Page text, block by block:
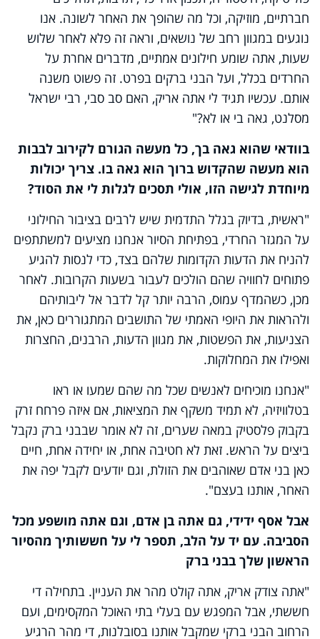
חברתיים, מוזיקה, וכל מה שהופך את האחר לשונה. אנו
נוגעים במגוון רחב של נושאים, וראה זה פלא לאחר שלוש
שעות, אתה שומע חילונים אמתיים, מדברים אחרת על
החרדים בכלל, ועל הבני ברקים בפרט. זה פשוט משנה
אותם. עכשיו תגיד לי אתה אריק, האם סב סבי, רבי ישראל
מסלנט, גאה בי או לא?"
בוודאי שהוא גאה בך, כל מעשה הגורם לקירוב לבבות
הוא מעשה שהקדוש ברוך הוא גאה בו. צריך יכולות
מיוחדת לגישה הזו, אולי תסכים לגלות לי את הסוד?
"ראשית, בדיוק בגלל התדמית שיש לרבים בציבור החילוני
על המגזר החרדי, בפתיחת הסיור אנחנו מציעים למשתתפים
להניח את הדעות הקדומות שלהם בצד, כדי לנסות להגיע
פתוחים לחוויה שהם הולכים לעבור בשעות הקרובות. לאחר
מכן, כשהמדף עמוס, הרבה יותר קל לדבר אל ליבותיהם
ולהראות את היופי האמתי של התושבים המתגוררים כאן, את
הצניעות, את הפשטות, את מגוון הדעות, הרבנים, החצרות
ואפילו את המחלוקות.
"אנחנו מוכיחים לאנשים שכל מה שהם שמעו או ראו
בטלוויזיה, לא תמיד משקף את המציאות, אם איזה פרחח זרק
בקבוק פלסטיק במאה שערים, זה לא אומר שבבני ברק נקבל
ביצים על הראש. זאת לא חטיבה אחת, או יחידה אחת, חיים
כאן בני אדם שאוהבים את הזולת, וגם יודעים לקבל יפה את
האחר, אותנו בעצם".
אבל אסף ידידי, גם אתה בן אדם, וגם אתה מושפע מכל
הסביבה. עם יד על הלב, תספר לי על חששותיך מהסיור
הראשון שלך בבני ברק
"אתה צודק אריק, אתה קולט מהר את העניין. בתחילה די
חששתי, אבל המפגש עם בעלי בתי האוכל המקסימים, ועם
הרחוב הבני ברקי שמקבל אותנו בסובלנות, די מהר הרגיע